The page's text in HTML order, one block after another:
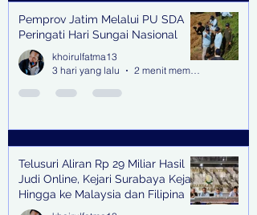
Pemprov Jatim Melalui PU SDA
Peringati Hari Sungai Nasional
khoirulfatma13
3 hari yang lalu
2 menit membaca
Telusuri Aliran Rp 29 Miliar Hasil
Judi Online, Kejari Surabaya Kejar
Hingga ke Malaysia dan Filipina